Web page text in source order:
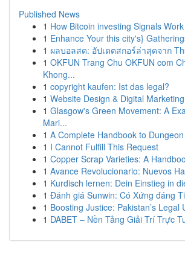
Published News
1 How Bitcoin investing Signals
1 Enhance Your this city's}
1 ผลบอลสด: อัปเดตสกอร์ล่าสุดจาก
1 OKFUN Trang Chu OKFUN com
Khong...
1 copyright kaufen: Ist das legal?
1 Website Design & Digital
1 Glasgow's Green Movement: A
Mari...
1 A Complete Handbook to
1 I Cannot Fulfill This Request
1 Copper Scrap Varieties: A
1 Avance Revolucionario: Nuevos
1 Kurdisch lernen: Dein Einstieg in
1 Đánh giá Sunwin: Có Xứng đáng
1 Boosting Justice: Pakistan’s Legal
1 DABET – Nền Tảng Giải Trí Trực